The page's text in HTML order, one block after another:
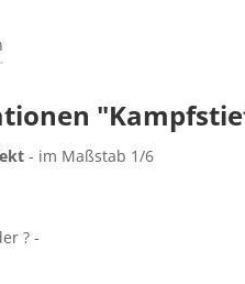
- im Maßstab 1/6
? -